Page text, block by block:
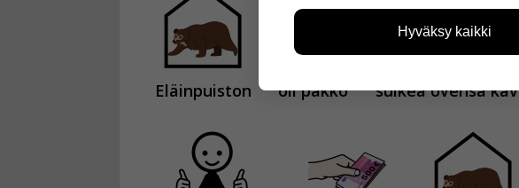
Eläinpuiston oli pakko sulkea ovensa
voimme kehittää sivustoamme
esimerkiksi kävijämääristä ja
kuitenkaan kerää henkilötietoja
Hyväksy kaikki